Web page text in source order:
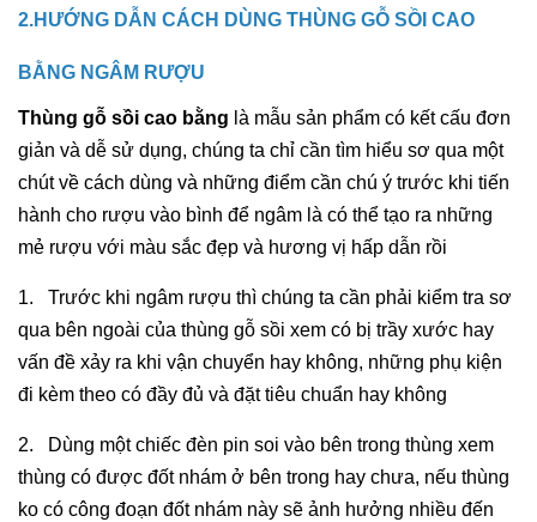
2.HƯỚNG DẪN CÁCH DÙNG THÙNG GỖ SỒI CAO
BẰNG NGÂM RƯỢU
Thùng gỗ sồi cao bằng là mẫu sản phẩm có kết cấu đơn
giản và dễ sử dụng, chúng ta chỉ cần tìm hiểu sơ qua một
chút về cách dùng và những điểm cần chú ý trước khi tiến
hành cho rượu vào bình để ngâm là có thể tạo ra những
mẻ rượu với màu sắc đẹp và hương vị hấp dẫn rồi
1.
Trước khi ngâm rượu thì chúng ta cần phải kiểm tra sơ
qua bên ngoài của thùng gỗ sồi xem có bị trầy xước hay
vấn đề xảy ra khi vận chuyển hay không, những phụ kiện
đi kèm theo có đầy đủ và đặt tiêu chuẩn hay không
2.
Dùng một chiếc đèn pin soi vào bên trong thùng xem
thùng có được đốt nhám ở bên trong hay chưa, nếu thùng
ko có công đoạn đốt nhám này sẽ ảnh hưởng nhiều đến